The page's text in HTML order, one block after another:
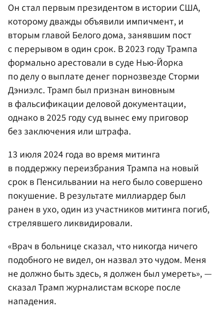
Он стал первым президентом в истории США,
которому дважды объявили импичмент, и
вторым главой Белого дома, занявшим пост
с перерывом в один срок. В 2023 году Трампа
формально арестовали в суде Нью-Йорка
по делу о выплате денег порнозвезде Сторми
Дэниэлс. Трамп был признан виновным
в фальсификации деловой документации,
однако в 2025 году суд вынес ему приговор
без заключения или штрафа.
13 июля 2024 года во время митинга
в поддержку переизбрания Трампа на новый
срок в Пенсильвании на него было совершено
покушение. В результате миллиардер был
ранен в ухо, один из участников митинга погиб,
стрелявшего ликвидировали.
«Врач в больнице сказал, что никогда ничего
подобного не видел, он назвал это чудом. Меня
не должно быть здесь, я должен был умереть», —
сказал Трамп журналистам вскоре после
нападения.